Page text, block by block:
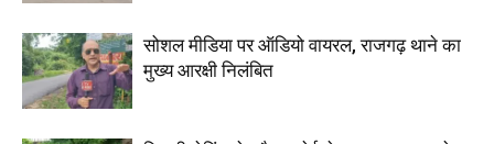
सोशल मीडिया पर ऑडियो वायरल, राजगढ़ थाने का
मुख्य आरक्षी निलंबित